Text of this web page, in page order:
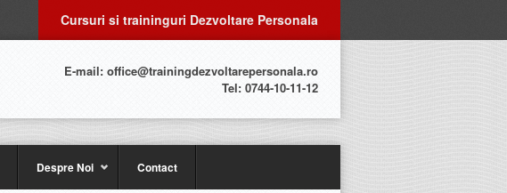
Cursuri si traininguri Dezvoltare Personala
E-mail: office@trainingdezvoltarepersonala.ro
Tel: 0744-10-11-12
Despre Noi Contact